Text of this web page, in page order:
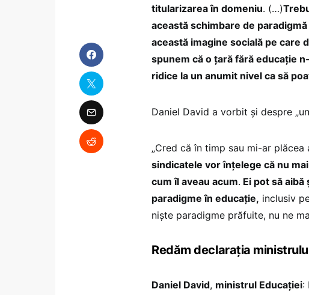
titularizarea în domeniu. (…)
această schimbare de
această imagine socială pe care
spunem că o țară fără educație
ridice la un anumit nivel ca să
Daniel David a vorbit și despre
„Cred că în timp sau mi-ar
sindicatele vor înțelege că nu
cum îl aveau acum. Ei pot să
paradigme în educație, inclusiv
niște paradigme prăfuite, nu ne
Redăm declarația
Daniel David, ministrul Educației: